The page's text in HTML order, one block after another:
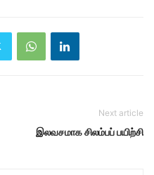
Next article
இலவசமாக சிலம்பப் பயிற்சி